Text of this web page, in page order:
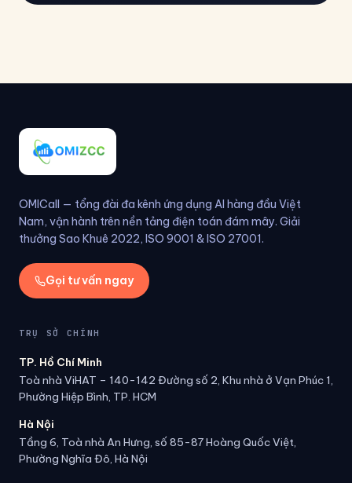
OMICall — tổng đài đa kênh ứng dụng AI hàng đầu Việt
Nam, vận hành trên nền tảng điện toán đám mây. Giải
thưởng Sao Khuê 2022, ISO 9001 & ISO 27001.
Gọi tư vấn ngay
TRỤ SỞ CHÍNH
TP. Hồ Chí Minh
Toà nhà ViHAT – 140-142 Đường số 2, Khu nhà ở Vạn Phúc 1,
Phường Hiệp Bình, TP. HCM
Hà Nội
Tầng 6, Toà nhà An Hưng, số 85-87 Hoàng Quốc Việt,
Phường Nghĩa Đô, Hà Nội